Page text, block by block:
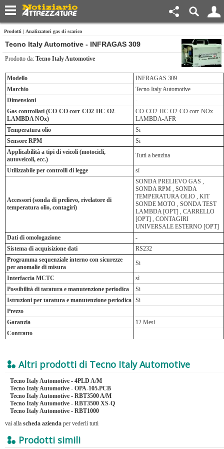
Prodotti | Analizzatori gas di scarico
Tecno Italy Automotive - INFRAGAS 309
Prodotto da: Tecno Italy Automotive
Modello
INFRAGAS 309
Marchio
Tecno Italy Automotive
Dimensioni
-
Gas controllati (CO-CO corr-CO2-HC-O2-
LAMBDA NOx)
CO-CO2-HC-O2-CO corr-NOx-
LAMBDA-AFR
Temperatura olio
Si
Sensore RPM
Si
Applicabilità a tipi di veicoli (motocicli,
autoveicoli, ecc.)
Tutti a benzina
Utilizzabile per controlli di legge sì
Accessori (sonda di prelievo, rivelatore di
temperatura olio, contagiri)
SONDA PRELIEVO GAS ,
SONDA RPM , SONDA
TEMPERATURA OLIO , KIT
SONDE MOTO , SONDA TEST
LAMBDA [OPT] , CARRELLO
[OPT] , CONTAGIRI
UNIVERSALE ESTERNO [OPT]
Dati di omologazione
-
Sistema di acquisizione dati
RS232
Programma sequenziale interno con sicurezze
per anomalie di misura
Si
Interfaccia MCTC
sì
Possibilità di taratura e manutenzione periodica
Si
Istruzioni per taratura e manutenzione periodica Si
Prezzo
Garanzia
12 Mesi
Contratto
Altri prodotti di Tecno Italy Automotive
Tecno Italy Automotive - 4PLD A/M
Tecno Italy Automotive - OPA-105.PCB
Tecno Italy Automotive - RBT3500 A/M
Tecno Italy Automotive - RBT3500 XS-Q
Tecno Italy Automotive - RBT1000
vai alla scheda azienda per vederli tutti
Prodotti simili